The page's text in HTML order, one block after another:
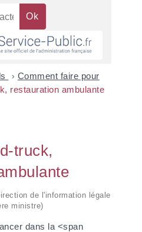
> Comment faire pour
restauration ambulante
truck,
de l'information légale
ministre)
dans la <span